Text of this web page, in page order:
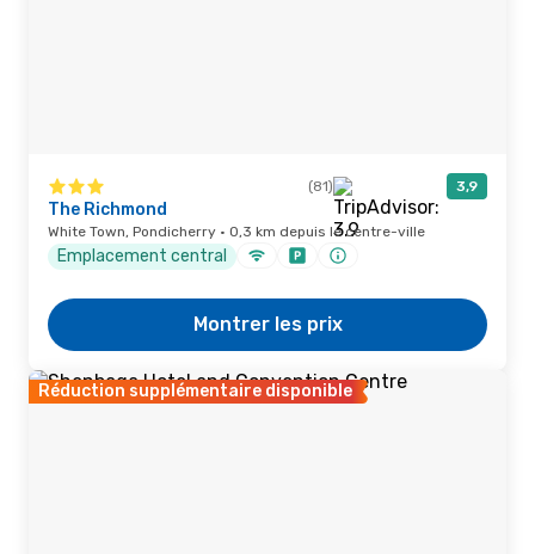
(81) 3,9
The Richmond
White Town, Pondicherry · 0,3 km depuis le centre-ville
Emplacement central
Montrer les prix
Réduction supplémentaire disponible